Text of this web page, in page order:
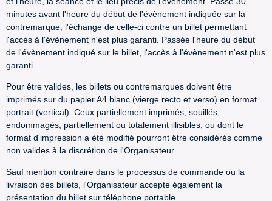
minutes avant l'heure du début de l'évènement indiquée sur la
contremarque, l'échange de celle-ci contre un billet permettant
l'accès à l'évènement n'est plus garanti. Passée l'heure du début
de l'évènement indiqué sur le billet, l'accès à l'évènement n'est plus
garanti.
Pour être valides, les billets ou contremarques doivent être
imprimés sur du papier A4 blanc (vierge recto et verso) en format
portrait (vertical). Ceux partiellement imprimés, souillés,
endommagés, partiellement ou totalement illisibles, ou dont le
format d'impression a été modifié pourront être considérés comme
non valides à la discrétion de l'Organisateur.
Sauf mention contraire dans le processus de commande ou la
livraison des billets, l'Organisateur accepte également la
présentation du billet sur téléphone portable.